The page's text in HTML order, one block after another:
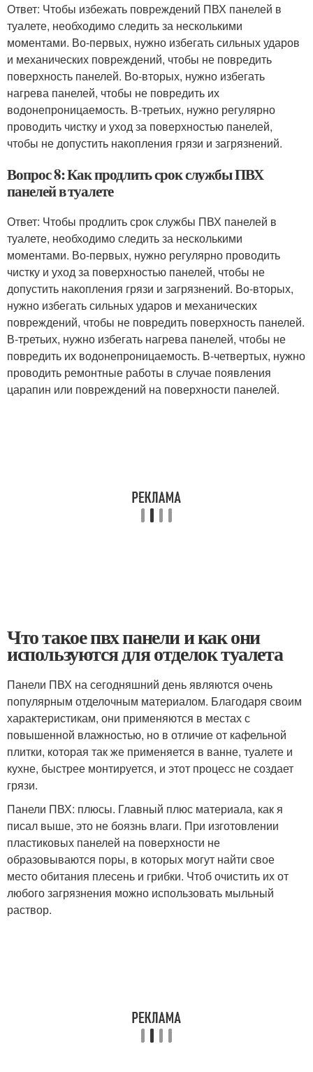
Ответ: Чтобы избежать повреждений ПВХ панелей в
туалете, необходимо следить за несколькими
моментами. Во-первых, нужно избегать сильных ударов
и механических повреждений, чтобы не повредить
поверхность панелей. Во-вторых, нужно избегать
нагрева панелей, чтобы не повредить их
водонепроницаемость. В-третьих, нужно регулярно
проводить чистку и уход за поверхностью панелей,
чтобы не допустить накопления грязи и загрязнений.
Вопрос 8: Как продлить срок службы ПВХ
панелей в туалете
Ответ: Чтобы продлить срок службы ПВХ панелей в
туалете, необходимо следить за несколькими
моментами. Во-первых, нужно регулярно проводить
чистку и уход за поверхностью панелей, чтобы не
допустить накопления грязи и загрязнений. Во-вторых,
нужно избегать сильных ударов и механических
повреждений, чтобы не повредить поверхность панелей.
В-третьих, нужно избегать нагрева панелей, чтобы не
повредить их водонепроницаемость. В-четвертых, нужно
проводить ремонтные работы в случае появления
царапин или повреждений на поверхности панелей.
Что такое пвх панели и как они
используются для отделок туалета
Панели ПВХ на сегодняшний день являются очень
популярным отделочным материалом. Благодаря своим
характеристикам, они применяются в местах с
повышенной влажностью, но в отличие от кафельной
плитки, которая так же применяется в ванне, туалете и
кухне, быстрее монтируется, и этот процесс не создает
грязи.
Панели ПВХ: плюсы. Главный плюс материала, как я
писал выше, это не боязнь влаги. При изготовлении
пластиковых панелей на поверхности не
образовываются поры, в которых могут найти свое
место обитания плесень и грибки. Чтоб очистить их от
любого загрязнения можно использовать мыльный
раствор.